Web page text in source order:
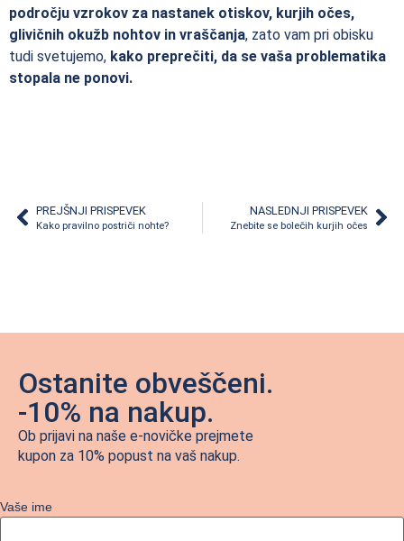
področju vzrokov za nastanek otiskov, kurjih očes,
glivičnih okužb nohtov in vraščanja, zato vam pri obisku
tudi svetujemo, kako preprečiti, da se vaša problematika
stopala ne ponovi.
PREJŠNJI PRISPEVEK
Kako pravilno postriči nohte?
NASLEDNJI PRISPEVEK
Znebite se bolečih kurjih očes
Ostanite obveščeni.
-10% na nakup.
Ob prijavi na naše e-novičke prejmete
kupon za 10% popust na vaš nakup.
Vaše ime